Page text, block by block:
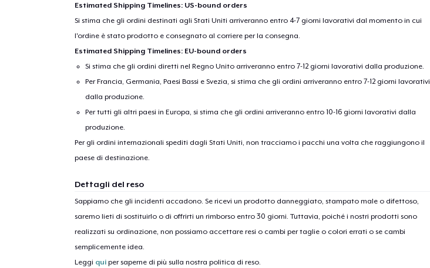
Estimated Shipping Timelines: US-bound orders
Si stima che gli ordini destinati agli Stati Uniti arriveranno entro 4-7 giorni lavorativi dal momento in cui
l'ordine è stato prodotto e consegnato al corriere per la consegna.
Estimated Shipping Timelines: EU-bound orders
Si stima che gli ordini diretti nel Regno Unito arriveranno entro 7-12 giorni lavorativi dalla produzione.
Per Francia, Germania, Paesi Bassi e Svezia, si stima che gli ordini arriveranno entro 7-12 giorni lavorativi
dalla produzione.
Per tutti gli altri paesi in Europa, si stima che gli ordini arriveranno entro 10-16 giorni lavorativi dalla
produzione.
Per gli ordini internazionali spediti dagli Stati Uniti, non tracciamo i pacchi una volta che raggiungono il
paese di destinazione.
Dettagli del reso
Sappiamo che gli incidenti accadono. Se ricevi un prodotto danneggiato, stampato male o difettoso,
saremo lieti di sostituirlo o di offrirti un rimborso entro 30 giorni. Tuttavia, poiché i nostri prodotti sono
realizzati su ordinazione, non possiamo accettare resi o cambi per taglie o colori errati o se cambi
semplicemente idea.
Leggi quiper saperne di più sulla nostra politica di reso.